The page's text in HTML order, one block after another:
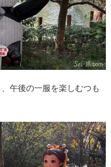
午後の一服を楽しむつも